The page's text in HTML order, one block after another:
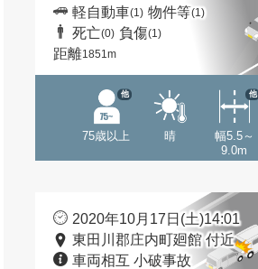
軽自動車(1) 物件等(1)
死亡(0) 負傷(1)
距離1851m
75歳以上
他
晴
幅5.5～
9.0m
他
2020年10月17日(土)14:01
東田川郡庄内町廻館 付近
車両相互 小破事故